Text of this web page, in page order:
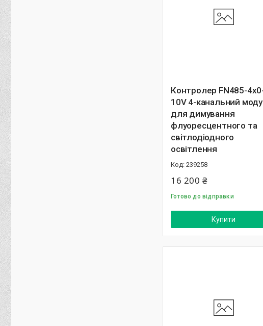
Контролер FN485-
10V 4-канальний
для димування
флуоресцентного та
світлодіодного
освітлення
239258
16 200 ₴
Готово до відправки
Купити